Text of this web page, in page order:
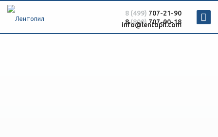
8(800)707-00-18
8 (499) 707-21-90
info@lentopil.com